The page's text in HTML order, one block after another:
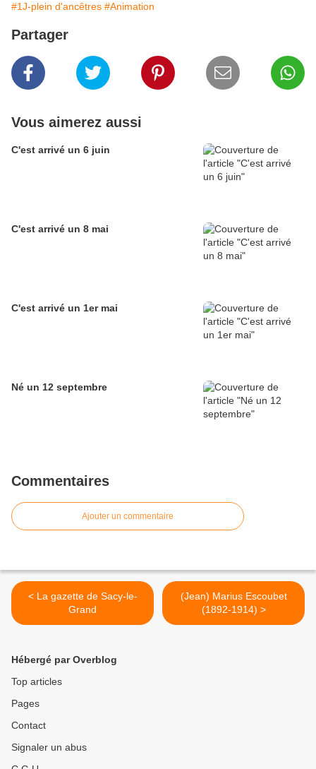
#1J-plein d'ancêtres #Animation
Partager
Vous aimerez aussi
C'est arrivé un 6 juin
C'est arrivé un 8 mai
C'est arrivé un 1er mai
Né un 12 septembre
Commentaires
Ajouter un commentaire
< La gazette de Sacy-le-
Grand
(Jean) Marius Escoubet
(1892-1914) >
Hébergé par Overblog
Top articles
Pages
Contact
Signaler un abus